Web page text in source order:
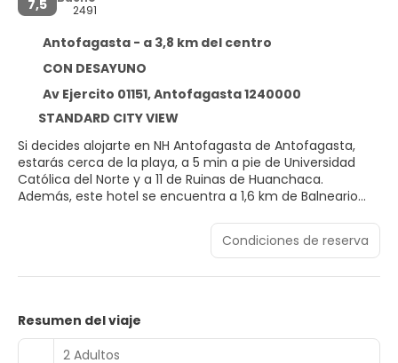
7,5
2491
Antofagasta - a 3,8 km del centro
CON DESAYUNO
Av Ejercito 01151, Antofagasta 1240000
STANDARD CITY VIEW
Si decides alojarte en NH Antofagasta de Antofagasta,
estarás cerca de la playa, a 5 min a pie de Universidad
Católica del Norte y a 11 de Ruinas de Huanchaca.
Además, este hotel se encuentra a 1,6 km de Balneario
No te pierdas instalaciones recreativas como una piscina
al aire libre o gimnasio: ¡lo pasarás en grande! Encontrarás
además conexión a Internet wifi gratis, servicios de
Te sentirás como en tu propia casa en cualquiera de las
136 habitaciones con aire acondicionado y minibar. Para
Condiciones de reserva
Resumen del viaje
2 Adultos